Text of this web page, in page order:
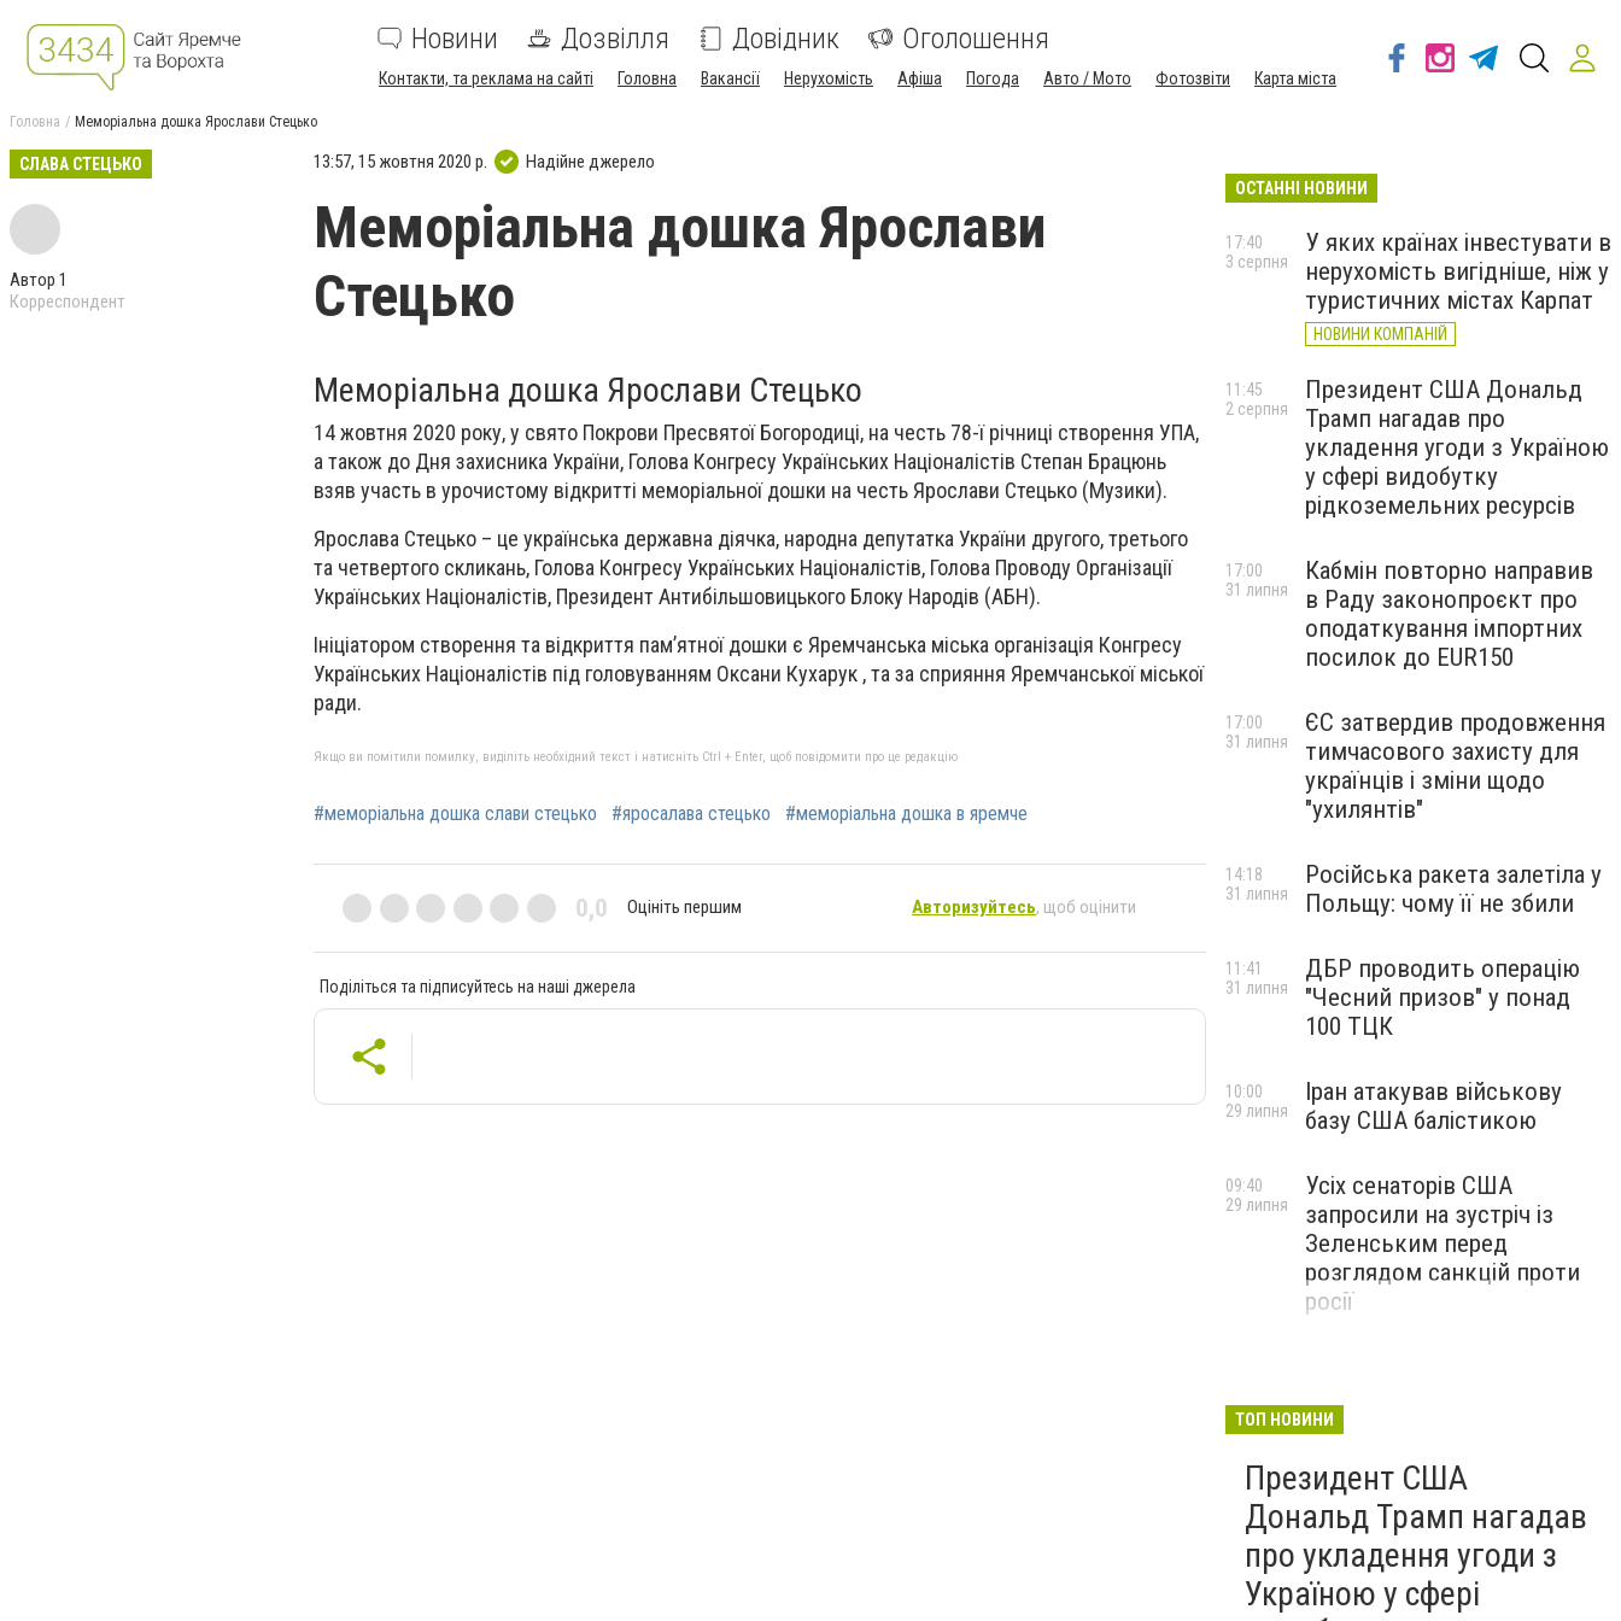
Новини Дозвілля Довідник Оголошення
Контакти, та реклама на сайті Головна Вакансії Нерухомість Афіша Погода Авто / Мото Фотозвіти Карта міста
Головна Меморіальна дошка Ярослави Стецько
СЛАВА СТЕЦЬКО
Автор 1
Корреспондент
13:57, 15 жовтня 2020 р. Надійне джерело
Меморіальна дошка Ярослави
Стецько
Меморіальна дошка Ярослави Стецько
14 жовтня 2020 року, у свято Покрови Пресвятої Богородиці, на честь 78-ї річниці створення УПА,
а також до Дня захисника України, Голова Конгресу Українських Націоналістів Степан Брацюнь
взяв участь в урочистому відкритті меморіальної дошки на честь Ярослави Стецько (Музики).
Ярослава Стецько – це українська державна діячка, народна депутатка України другого, третього
та четвертого скликань, Голова Конгресу Українських Націоналістів, Голова Проводу Організації
Українських Націоналістів, Президент Антибільшовицького Блоку Народів (АБН).
Ініціатором створення та відкриття пам’ятної дошки є Яремчанська міська організація Конгресу
Українських Націоналістів під головуванням Оксани Кухарук , та за сприяння Яремчанської міської
ради.
Якщо ви помітили помилку, виділіть необхідний текст і натисніть Ctrl + Enter, щоб повідомити про це редакцію
#меморіальна дошка слави стецько #яросалава стецько #меморіальна дошка в яремче
0,0 Оцініть першим Авторизуйтесь, щоб оцінити
Поділіться та підписуйтесь на наші джерела
ОСТАННІ НОВИНИ
У яких країнах інвестувати в
нерухомість вигідніше, ніж у
туристичних містах Карпат
НОВИНИ КОМПАНІЙ
17:40
3 серпня
Президент США Дональд
Трамп нагадав про
укладення угоди з Україною
у сфері видобутку
рідкоземельних ресурсів
11:45
2 серпня
Кабмін повторно направив
в Раду законопроєкт про
оподаткування імпортних
посилок до EUR150
17:00
31 липня
ЄС затвердив продовження
тимчасового захисту для
українців і зміни щодо
"ухилянтів"
17:00
31 липня
Російська ракета залетіла у
Польщу: чому її не збили
14:18
31 липня
ДБР проводить операцію
"Чесний призов" у понад
100 ТЦК
11:41
31 липня
Іран атакував військову
базу США балістикою
10:00
29 липня
Усіх сенаторів США
запросили на зустріч із
Зеленським перед
розглядом санкцій проти
росії
09:40
29 липня
ТОП НОВИНИ
Президент США
Дональд Трамп нагадав
про укладення угоди з
Україною у сфері